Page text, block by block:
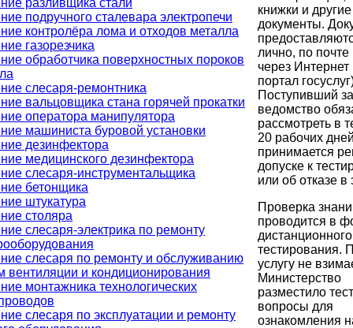
подручного сталевара электропечи
контролёра лома и отходов металла
газорезчика
обработчика поверхностных пороков
слесаря-ремонтника
вальцовщика стана горячей прокатки
оператора манипулятора
машиниста буровой установки
дезинфектора
медицинского дезинфектора
слесаря-инструментальщика
бетонщика
штукатура
столяра
слесаря-электрика по ремонту
слесаря по ремонту и обслуживанию
вентиляции и кондиционирования
монтажника технологических
слесаря по эксплуатации и ремонту
книжки и другие
документы.
лично, по почте
через
портал
Поступивший
ведомство
рассмотреть в
20 рабочих
принимается
допуске к
или об отказе в
Проверка
проводится в
дистанционного
тестирования.
услугу не
Министерство
разместило
вопросы для
ознакомления